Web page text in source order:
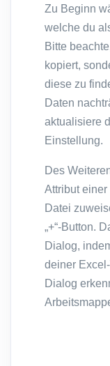
Zu Beginn
welche du
Bitte
kopiert,
diese zu
Daten
aktualisiere
Einstellung.
Des
Attribut
Datei
„+“-Button.
Dialog,
deiner
Dialog